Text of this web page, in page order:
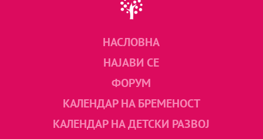
НАСЛОВНА
НАЈАВИ СЕ
ФОРУМ
КАЛЕНДАР НА БРЕМЕНОСТ
КАЛЕНДАР НА ДЕТСКИ РАЗВОЈ